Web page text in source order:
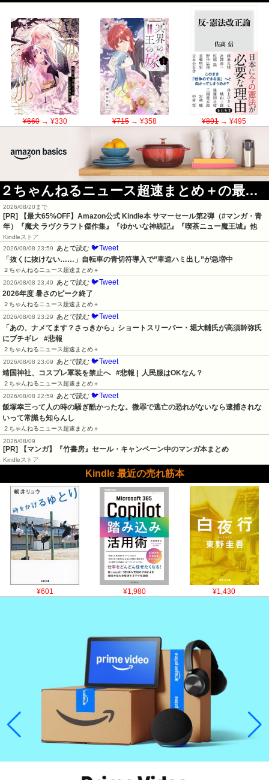
¥660→ ¥330 ¥715→ ¥358 ¥891→ ¥495
２ちゃんねるニュース超速まとめ＋の最新記事
2026/08/20まで
[PR]
【最大65%OFF】Amazon公式 Kindle本 サマーセール第2弾（#マンガ・青
年）『魔犬 ラヴクラフト傑作集』『ゆかいな神統記』『喫茶ニュー魔王城』他
Kindleストア
2026/08/08 23:59
あとで読む 🐦Tweet
「抜くに抜けない……」自転車の青切符導入で”車道ハミ出し”が急増中
２ちゃんねるニュース超速まとめ＋
2026/08/08 23:49
あとで読む 🐦Tweet
2026年度 暑さのピーク終了
２ちゃんねるニュース超速まとめ＋
2026/08/08 23:29
あとで読む 🐦Tweet
「あの、ナメてます？さっきから」ショートスリーパー・堀大輔氏が高須幹弥氏
にブチギレ   #悲報
２ちゃんねるニュース超速まとめ＋
2026/08/08 23:09
あとで読む 🐦Tweet
靖国神社、コスプレ軍装を禁止へ   #悲報 |  人民服はOKなん？
２ちゃんねるニュース超速まとめ＋
2026/08/08 22:59
あとで読む 🐦Tweet
飯塚幸三って人の時の騒ぎ酷かったな。微罪で逃亡の恐れがないなら逮捕されな
いって常識も知らんし
２ちゃんねるニュース超速まとめ＋
2026/08/09
[PR] 【マンガ】『竹書房』セール・キャンペーン中のマンガ本まとめ
Kindleストア
Kindle 最近の売れ筋本
¥601 ¥1,980 ¥1,430